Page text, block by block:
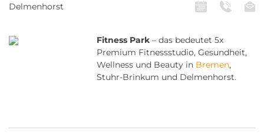
Delmenhorst
Fitness Park – das bedeutet 5x
Premium Fitnessstudio, Gesundheit,
Wellness und Beauty in Bremen,
Stuhr-Brinkum und Delmenhorst.